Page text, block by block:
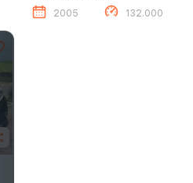
2005 132.000